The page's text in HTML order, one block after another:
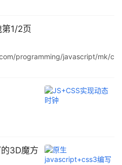
1/2页
programming/javascript/mk/c
3D魔方